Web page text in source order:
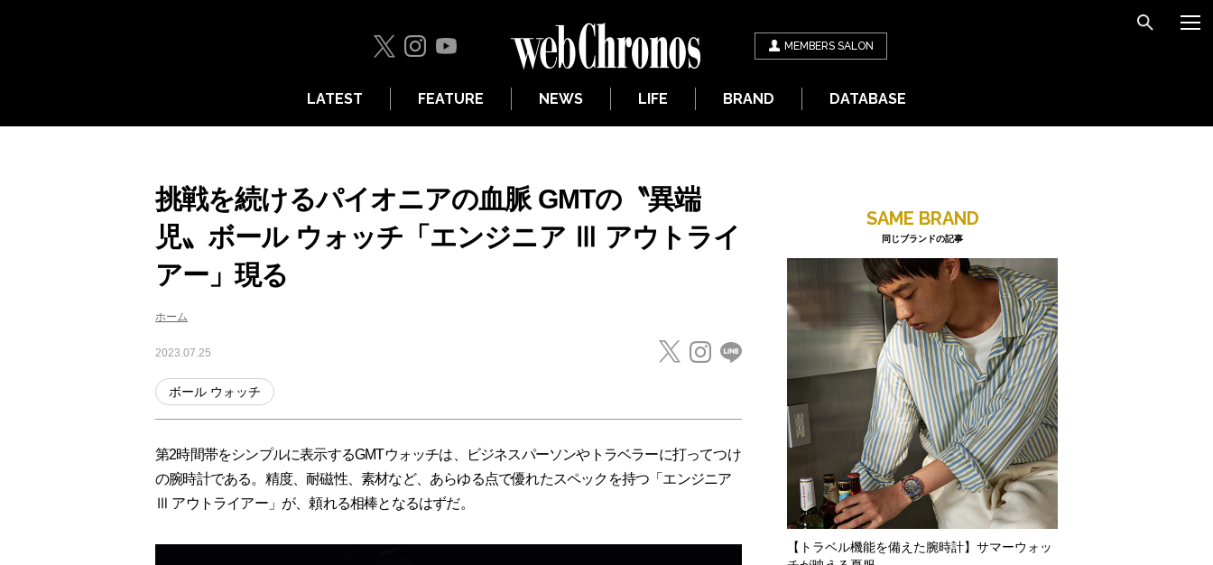
MEMBERS SALON
LATEST FEATURE NEWS LIFE BRAND DATABASE
挑戦を続けるパイオニアの血脈 GMTの〝異端
児〟ボール ウォッチ「エンジニア Ⅲ アウトライ
アー」現る
ホーム
2023.07.25
ボール ウォッチ
第2時間帯をシンプルに表示するGMTウォッチは、ビジネスパーソンやトラベラーに打ってつけ
の腕時計である。精度、耐磁性、素材など、あらゆる点で優れたスペックを持つ「エンジニア
Ⅲ アウトライアー」が、頼れる相棒となるはずだ。
SAME BRAND
同じブランドの記事
【トラベル機能を備えた腕時計】サマーウォッ